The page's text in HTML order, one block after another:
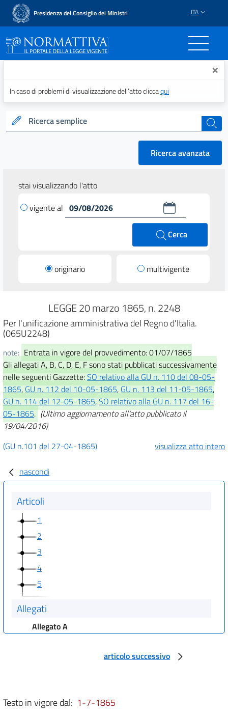
Presidenza del Consiglio dei Ministri ITA
Normattiva - Il portale ×
In caso di problemi di visualizzazione dell’atto cliccaqui
Ricerca semplice cerca
Ricerca avanzata
stai visualizzando l'atto
vigente al
Cerca
originario multivigente
LEGGE 20 marzo 1865, n. 2248
Per l'unificazione amministrativa del Regno d'Italia.
(065U2248)
note: Entrata in vigore del provvedimento: 01/07/1865
Gli allegati A, B, C, D, E, F sono stati pubblicati successivamente
nelle seguenti Gazzette:SO relativo alla GU n. 110 del 08-05-
1865,GU n. 112 del 10-05-1865,GU n. 113 del 11-05-1865,
GU n. 114 del 12-05-1865,SO relativo alla GU n. 117 del 16-
05-1865. (Ultimo aggiornamento all'atto pubblicato il
19/04/2016)
(GU n.101 del 27-04-1865)
visualizza atto intero
nascondi
Articoli
1
2
3
4
5
Allegati
Allegato A
art. 4
articolo successivo
Testo in vigore dal: 1-7-1865